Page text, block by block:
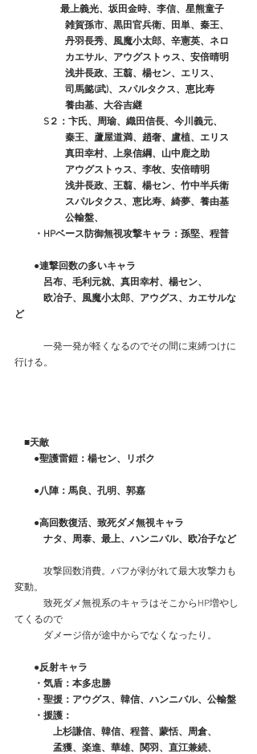
最上義光、坂田金時、李信、星熊童子
雑賀孫市、黒田官兵衛、田単、秦王、
丹羽長秀、風魔小太郎、辛憲英、ネロ
カエサル、アウグストゥス、安倍晴明
浅井長政、王翦、楊セン、エリス、
司馬懿(武)、スパルタクス、恵比寿
養由基、大谷吉継
S２：卞氏、周瑜、織田信長、今川義元、
秦王、蘆屋道満、趙奢、盧植、エリス
真田幸村、上泉信綱、山中鹿之助
アウグストゥス、李牧、安倍晴明
浅井長政、王翦、楊セン、竹中半兵衛
スパルタクス、恵比寿、綺夢、養由基
公輸盤、
・HPベース防御無視攻撃キャラ：孫堅、程普
●連撃回数の多いキャラ
呂布、毛利元就、真田幸村、楊セン、
欧冶子、風魔小太郎、アウグス、カエサルな
ど
一発一発が軽くなるのでその間に束縛つけに
行ける。
■天敵
●聖護雷鎧：楊セン、リボク
●八陣：馬良、孔明、郭嘉
●高回数復活、致死ダメ無視キャラ
ナタ、周泰、最上、ハンニバル、欧冶子など
攻撃回数消費。バフが剥がれて最大攻撃力も
変動。
致死ダメ無視系のキャラはそこからHP増やし
てくるので
ダメージ倍が途中からでなくなったり。
●反射キャラ
・気盾：本多忠勝
・聖援：アウグス、韓信、ハンニバル、公輸盤
・援護：
上杉謙信、韓信、程普、蒙恬、周倉、
孟獲、楽進、華雄、関羽、直江兼続、